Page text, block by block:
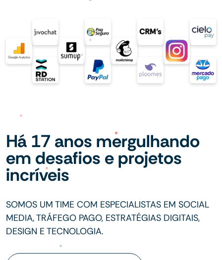
Há 17 anos mergulhando
em desafios e projetos
incríveis
SOMOS UM TIME COM ESPECIALISTAS EM SOCIAL
MEDIA, TRÁFEGO PAGO, ESTRATÉGIAS DIGITAIS,
DESIGN E TECNOLOGIA.